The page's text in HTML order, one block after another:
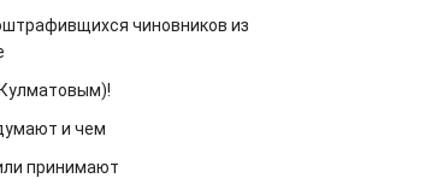
чиновников из
и чем
принимают